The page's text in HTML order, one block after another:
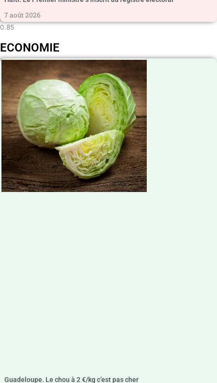
7 août 2026
ECONOMIE
Guadeloupe. Le chou à 2 €/kg c’est pas cher